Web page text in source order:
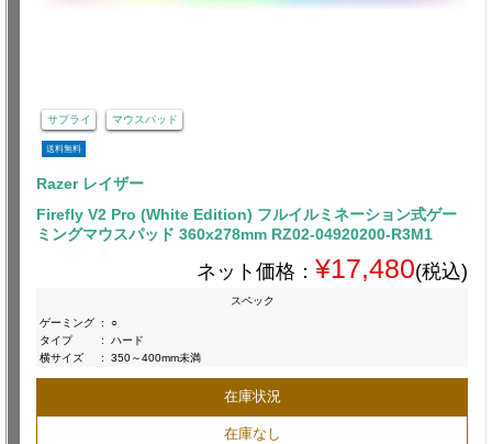
サプライ マウスパッド
送料無料
Razer レイザー
Firefly V2 Pro (White Edition) フルイルミネーション式ゲー
ミングマウスパッド 360x278mm RZ02-04920200-R3M1
ネット価格： ¥17,480(税込)
スペック
ゲーミング :
○
タイプ
:
ハード
横サイズ
: 350～400mm未満
在庫状況
在庫なし